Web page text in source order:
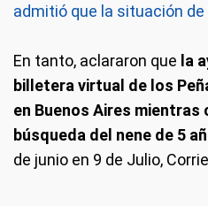
admitió que la situación
En tanto, aclararon que la
billetera virtual de los
en Buenos Aires mientras
búsqueda del nene de 5
de junio en 9 de Julio,